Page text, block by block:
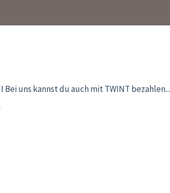
uns kannst du auch mit TWINT bezahlen...